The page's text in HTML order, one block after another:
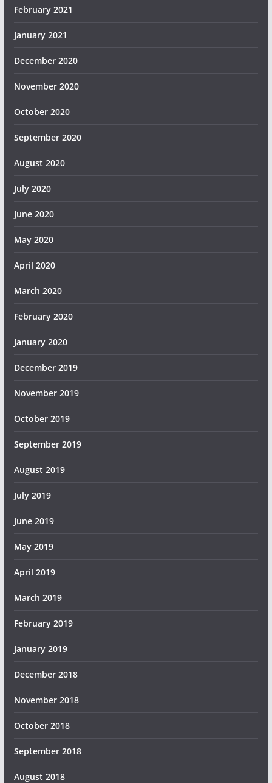
February 2021
January 2021
December 2020
November 2020
October 2020
September 2020
August 2020
July 2020
June 2020
May 2020
April 2020
March 2020
February 2020
January 2020
December 2019
November 2019
October 2019
September 2019
August 2019
July 2019
June 2019
May 2019
April 2019
March 2019
February 2019
January 2019
December 2018
November 2018
October 2018
September 2018
August 2018